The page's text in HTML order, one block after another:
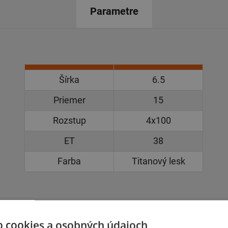
Parametre
Šírka
6.5
Priemer
15
Rozstup
4x100
ET
38
Farba
Titanový lesk